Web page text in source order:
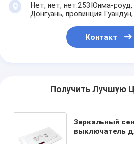
Нет, нет, нет.253Юнма-роуд,
Донгуань, провинция Гуандун,
Контакт
Получить Лучшую
Зеркальный
выключатель